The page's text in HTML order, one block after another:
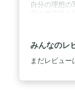
自分の理想の
分だけの1枚
カメラらし
でとてもコ
プは持ちやす
Nikonだから
みんなのレ
まだレビュー